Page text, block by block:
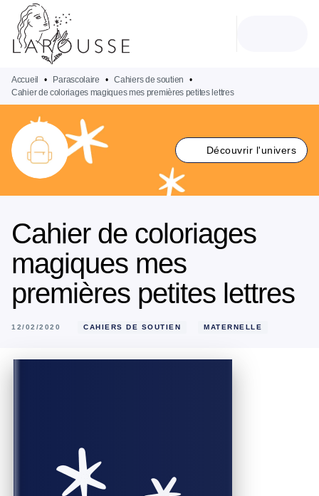
MENU
PIED DE PAGE
Accueil • Parascolaire • Cahiers de soutien
•
Cahier de coloriages magiques mes premières petites lettres
Découvrir l'univers
Cahier de coloriages
magiques mes
premières petites lettres
12/02/2020 CAHIERS DE SOUTIEN MATERNELLE